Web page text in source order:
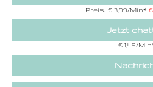
Preis: € 3,99/Min*
Jetzt
€ 1,49/Min